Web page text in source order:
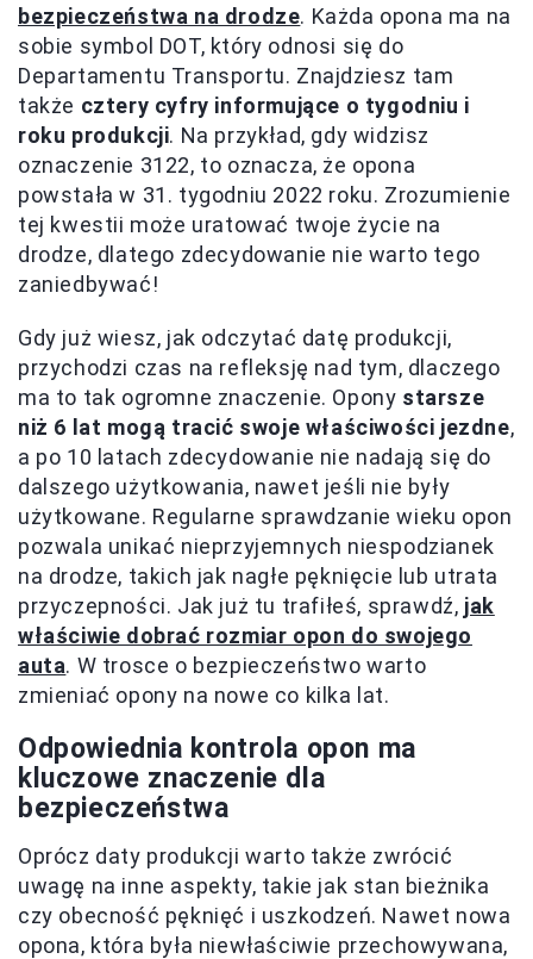
bezpieczeństwa na drodze. Każda opona ma na
sobie symbol DOT, który odnosi się do
Departamentu Transportu. Znajdziesz tam
także cztery cyfry informujące o tygodniu i
roku produkcji. Na przykład, gdy widzisz
oznaczenie 3122, to oznacza, że opona
powstała w 31. tygodniu 2022 roku. Zrozumienie
tej kwestii może uratować twoje życie na
drodze, dlatego zdecydowanie nie warto tego
zaniedbywać!
Gdy już wiesz, jak odczytać datę produkcji,
przychodzi czas na refleksję nad tym, dlaczego
ma to tak ogromne znaczenie. Opony starsze
niż 6 lat mogą tracić swoje właściwości jezdne,
a po 10 latach zdecydowanie nie nadają się do
dalszego użytkowania, nawet jeśli nie były
użytkowane. Regularne sprawdzanie wieku opon
pozwala unikać nieprzyjemnych niespodzianek
na drodze, takich jak nagłe pęknięcie lub utrata
przyczepności. Jak już tu trafiłeś, sprawdź, jak
właściwie dobrać rozmiar opon do swojego
auta. W trosce o bezpieczeństwo warto
zmieniać opony na nowe co kilka lat.
Odpowiednia kontrola opon ma
kluczowe znaczenie dla
bezpieczeństwa
Oprócz daty produkcji warto także zwrócić
uwagę na inne aspekty, takie jak stan bieżnika
czy obecność pęknięć i uszkodzeń. Nawet nowa
opona, która była niewłaściwie przechowywana,